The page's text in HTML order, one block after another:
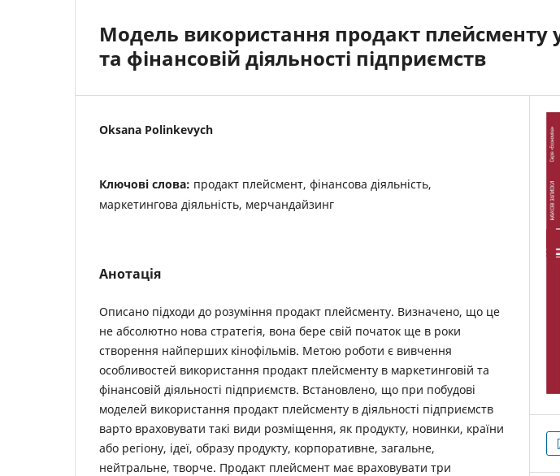
Модель використання продакт плейсменту
та фінансовій діяльності підприємств
Oksana Polinkevych
Ключові слова: продакт плейсмент, фінансова діяльність,
маркетингова діяльність, мерчандайзинг
Анотація
Описано підходи до розуміння продакт плейсменту. Визначено, що це
не абсо­лютно нова стратегія, вона бере свій початок ще в роки
створення найперших кінофільмів. Метою роботи є вивчення
особливостей використання продакт плейсменту в маркетинговій та
фінансовій діяльності підприємств. Встановлено, що при побудові
моделей використання продакт плейсменту в діяльності підприємств
варто враховувати такі види розміщення, як продукту, новинки, країни
або регіону, ідеї, образу продукту, корпоративне, загальне,
нейтральне, творче. Продакт плейсмент має враховувати три